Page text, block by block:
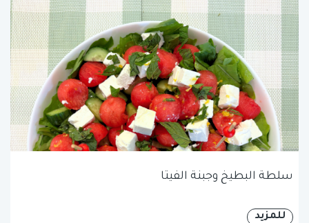
سلطة البطيخ وجبنة الفيتا
للمزيد